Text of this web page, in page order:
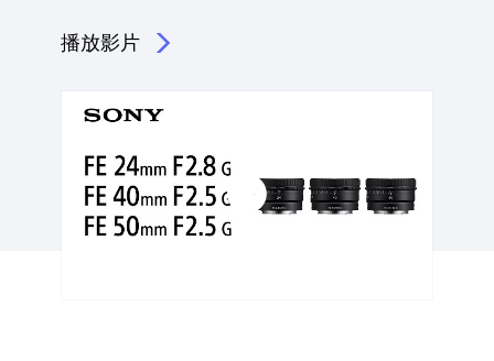
播放影片
點擊播放：輕巧且精準的 50mm F2.5 定焦鏡